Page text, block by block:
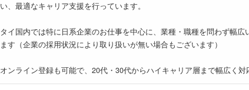
い、最適なキャリア支援を行っています。
タイ国内では特に日系企業のお仕事を中心に、業種・職種を問わず幅
ます（企業の採用状況により取り扱いが無い場合もございます）
オンライン登録も可能で、20代・30代からハイキャリア層まで幅広く対